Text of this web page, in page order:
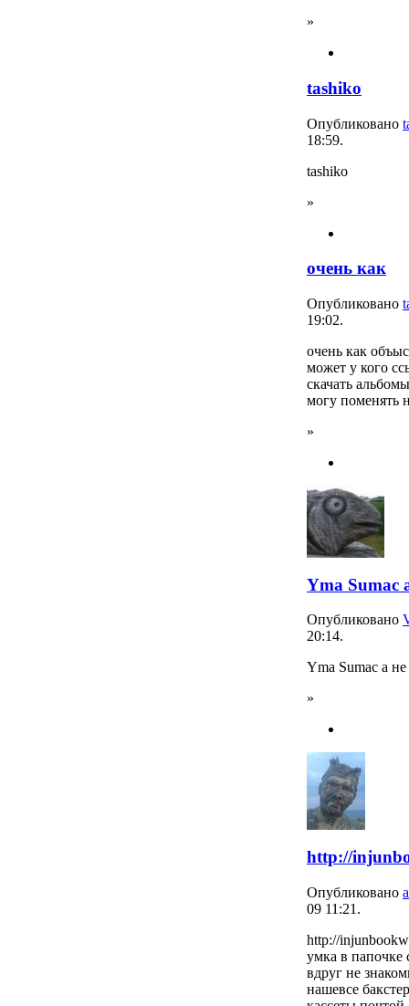
»
tashiko
Опубликовано
18:59.
tashiko
»
очень как
Опубликовано
19:02.
очень как
может у кого
скачать
могу поменять
»
Yma Sumac
Опубликовано
20:14.
Yma Sumac а
»
http://
Опубликовано
09 11:21.
http://
умка в папочке
вдруг не
нашевсе